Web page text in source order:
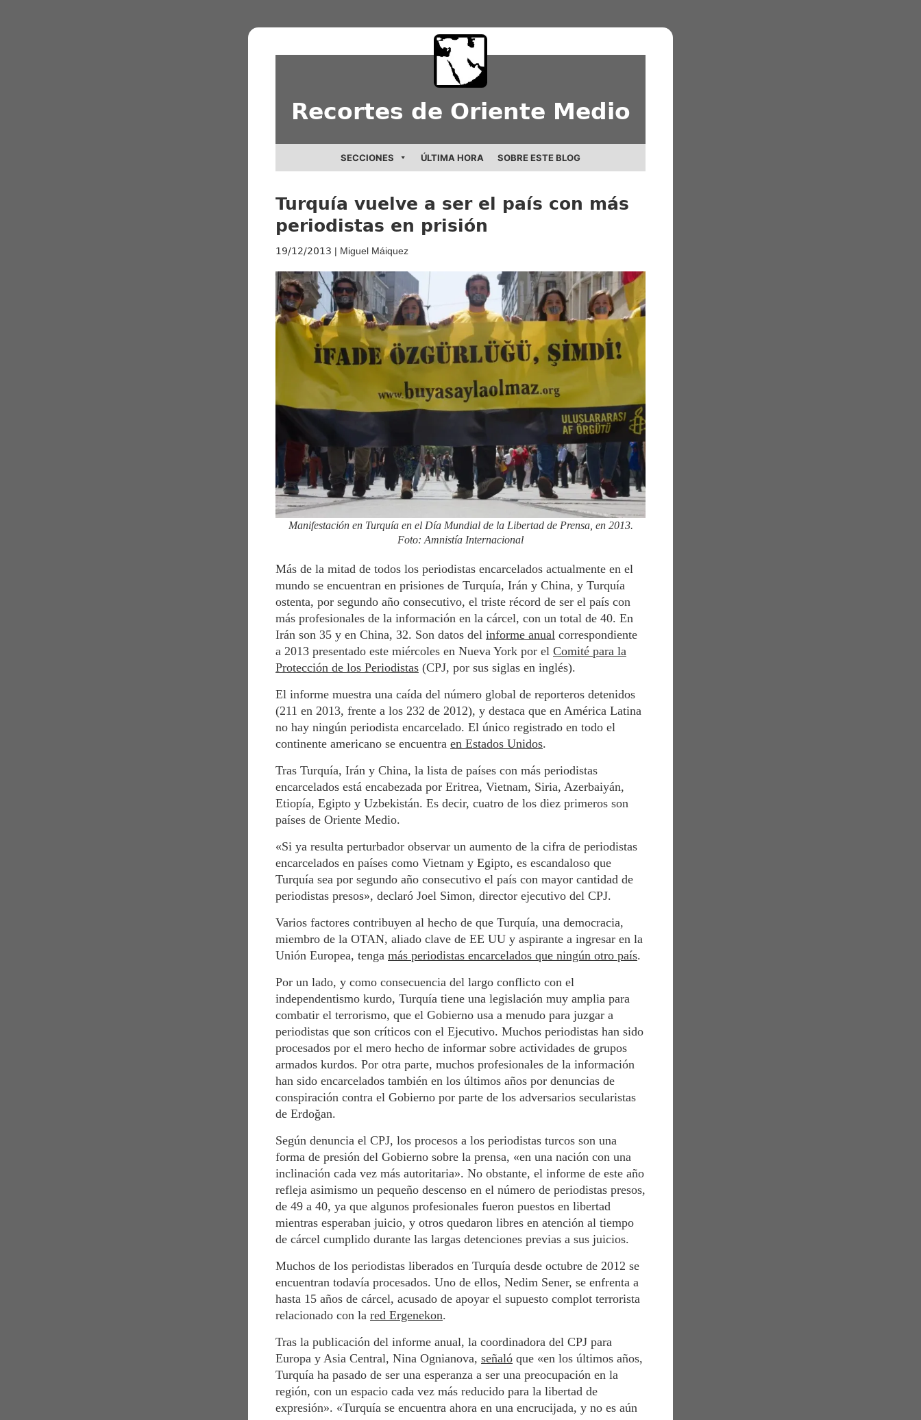
Recortes de Oriente Medio
SECCIONES ÚLTIMA HORA SOBRE ESTE BLOG
Turquía vuelve a ser el país con más
periodistas en prisión
19/12/2013 | Miguel Máiquez
Manifestación en Turquía en el Día Mundial de la Libertad de Prensa, en 2013.
Foto: Amnistía Internacional
Más de la mitad de todos los periodistas encarcelados actualmente en el
mundo se encuentran en prisiones de Turquía, Irán y China, y Turquía
ostenta, por segundo año consecutivo, el triste récord de ser el país con
más profesionales de la información en la cárcel, con un total de 40. En
Irán son 35 y en China, 32. Son datos del informe anual correspondiente
a 2013 presentado este miércoles en Nueva York por el Comité para la
Protección de los Periodistas (CPJ, por sus siglas en inglés).
El informe muestra una caída del número global de reporteros detenidos
(211 en 2013, frente a los 232 de 2012), y destaca que en América Latina
no hay ningún periodista encarcelado. El único registrado en todo el
continente americano se encuentra en Estados Unidos.
Tras Turquía, Irán y China, la lista de países con más periodistas
encarcelados está encabezada por Eritrea, Vietnam, Siria, Azerbaiyán,
Etiopía, Egipto y Uzbekistán. Es decir, cuatro de los diez primeros son
países de Oriente Medio.
«Si ya resulta perturbador observar un aumento de la cifra de periodistas
encarcelados en países como Vietnam y Egipto, es escandaloso que
Turquía sea por segundo año consecutivo el país con mayor cantidad de
periodistas presos», declaró Joel Simon, director ejecutivo del CPJ.
Varios factores contribuyen al hecho de que Turquía, una democracia,
miembro de la OTAN, aliado clave de EE UU y aspirante a ingresar en la
Unión Europea, tenga más periodistas encarcelados que ningún otro país.
Por un lado, y como consecuencia del largo conflicto con el
independentismo kurdo, Turquía tiene una legislación muy amplia para
combatir el terrorismo, que el Gobierno usa a menudo para juzgar a
periodistas que son críticos con el Ejecutivo. Muchos periodistas han sido
procesados por el mero hecho de informar sobre actividades de grupos
armados kurdos. Por otra parte, muchos profesionales de la información
han sido encarcelados también en los últimos años por denuncias de
conspiración contra el Gobierno por parte de los adversarios secularistas
de Erdoğan.
Según denuncia el CPJ, los procesos a los periodistas turcos son una
forma de presión del Gobierno sobre la prensa, «en una nación con una
inclinación cada vez más autoritaria». No obstante, el informe de este año
refleja asimismo un pequeño descenso en el número de periodistas presos,
de 49 a 40, ya que algunos profesionales fueron puestos en libertad
mientras esperaban juicio, y otros quedaron libres en atención al tiempo
de cárcel cumplido durante las largas detenciones previas a sus juicios.
Muchos de los periodistas liberados en Turquía desde octubre de 2012 se
encuentran todavía procesados. Uno de ellos, Nedim Sener, se enfrenta a
hasta 15 años de cárcel, acusado de apoyar el supuesto complot terrorista
relacionado con la red Ergenekon.
Tras la publicación del informe anual, la coordinadora del CPJ para
Europa y Asia Central, Nina Ognianova, señaló que «en los últimos años,
Turquía ha pasado de ser una esperanza a ser una preocupación en la
región, con un espacio cada vez más reducido para la libertad de
expresión». «Turquía se encuentra ahora en una encrucijada, y no es aún